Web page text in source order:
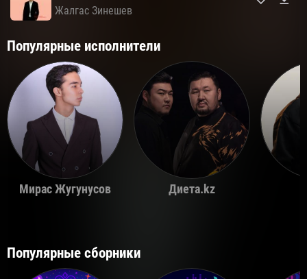
Жалгас Зинешев
Популярные исполнители
Мирас Жугунусов Диета.kz
Популярные сборники